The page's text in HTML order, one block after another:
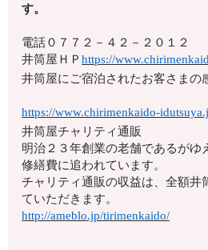
す。
電話０７７２－４２－２０１２
井筒屋ＨＰhttps://
井筒屋にご宿泊されたお客さまの
https://www.chirimenkaido-
井筒屋チャリティ通販
明治２３年創業の老舗であるがゆ
修繕費に追われています。
チャリティ通販の収益は、全額井
ていただきます。
http://ameblo.jp/tirimenkaido/